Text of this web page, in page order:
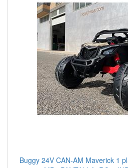
Buggy 24V CAN-AM Maverick 1